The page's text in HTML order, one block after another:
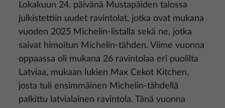
Lokakuun 24. päivänä Mustapäiden talossa
julkistettiin uudet ravintolat, jotka ovat mukana
vuoden 2025 Michelin-listalla sekä ne, jotka
saivat himoitun Michelin-tähden. Viime vuonna
oppaassa oli mukana 26 ravintolaa eri puolilta
Latviaa, mukaan lukien Max Cekot Kitchen,
josta tuli ensimmäinen Michelin-tähdellä
palkittu latvialainen ravintola. Tänä vuonna